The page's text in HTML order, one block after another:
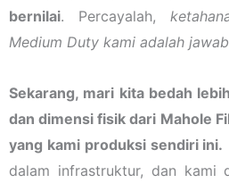
bernilai. Percayalah,
Medium Duty kami adalah
Sekarang, mari kita bedah
dan dimensi fisik dari Mahole
yang kami produksi sendiri ini.
dalam infrastruktur, dan kami